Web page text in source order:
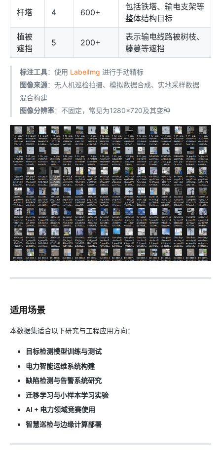
杆塔 4 600+
包括铁塔、输电支架等
整体结构目标
植被
遮挡
5 200+
表示输电线路被树枝、
藤蔓等遮挡
标注工具：使用 LabelImg 进行手动精标
图像来源：无人机巡检拍摄、模拟数据合成、实地采样数据
混合构建
图像分辨率：不固定，常见为1280×720及其变种
适用场景
本数据集适合以下研究与工程应用方向：
目标检测模型训练与测试
电力智能运维系统构建
缺陷检测与告警系统研究
迁移学习与小样本学习实验
AI + 电力领域竞赛使用
智慧巡检与边缘计算部署